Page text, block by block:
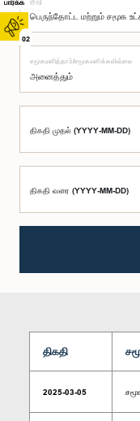
02
சமூகமளித்தார்/சமூகமளிக்கவில்லை
திகதி முதல் (YYYY-MM-DD)
திகதி வரை (YYYY-MM-DD)
திகதி
2025-03-05